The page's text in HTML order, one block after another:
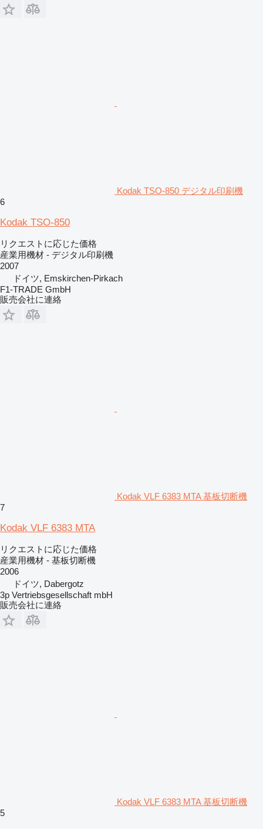
Kodak TSO-850 デジタル印刷機
6
Kodak TSO-850
リクエストに応じた価格
産業用機材 - デジタル印刷機
2007
ドイツ, Emskirchen-Pirkach
F1-TRADE GmbH
販売会社に連絡
Kodak VLF 6383 MTA 基板切断機
7
Kodak VLF 6383 MTA
リクエストに応じた価格
産業用機材 - 基板切断機
2006
ドイツ, Dabergotz
3p Vertriebsgesellschaft mbH
販売会社に連絡
Kodak VLF 6383 MTA 基板切断機
5